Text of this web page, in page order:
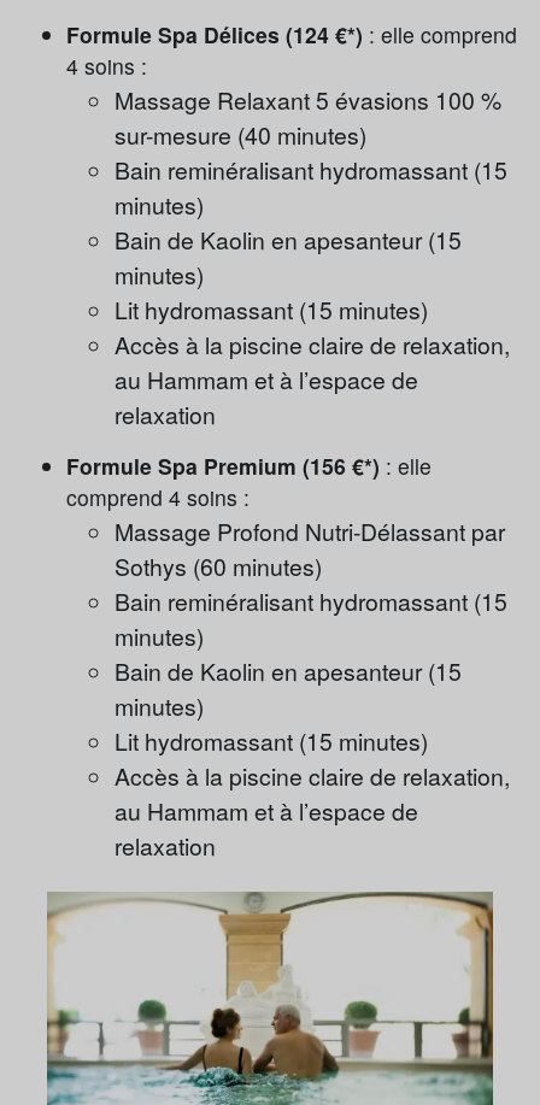
Formule Spa Délices (124 €*) : elle comprend
4 soins :
Massage Relaxant 5 évasions 100 %
sur-mesure (40 minutes)
Bain reminéralisant hydromassant (15
minutes)
Bain de Kaolin en apesanteur (15
minutes)
Lit hydromassant (15 minutes)
Accès à la piscine claire de relaxation,
au Hammam et à l’espace de
relaxation
Formule Spa Premium (156 €*) : elle
comprend 4 soins :
Massage Profond Nutri-Délassant par
Sothys (60 minutes)
Bain reminéralisant hydromassant (15
minutes)
Bain de Kaolin en apesanteur (15
minutes)
Lit hydromassant (15 minutes)
Accès à la piscine claire de relaxation,
au Hammam et à l’espace de
relaxation